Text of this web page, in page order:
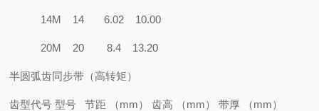
14M 14 6.02 10.00
20M 20 8.4 13.20
半圆弧齿同步带（高转矩）
齿型代号 型号 节距 （mm） 齿高 （mm） 带厚 （mm）